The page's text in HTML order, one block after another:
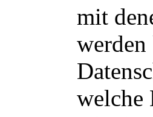
mit
welche